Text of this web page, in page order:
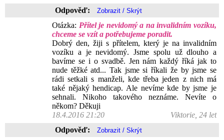
Odpověď:
Otázka: Přítel je nevidomý a na invalidním vozíku,
chceme se vzít a potřebujeme poradit.
Dobrý den, žiji s přítelem, který je na invalidním
vozíku a je nevidomý. Jsme spolu už dlouho a
bavíme se i o svadbě. Jen nám každý říká jak to
nude těžké atd... Tak jsme si říkali že by jsme se
rádi setkali s manželi, kde třeba jeden z nich má
také nějaký hendicap. Ale nevíme kde by jsme je
sehnali. Nikoho takového neznáme. Nevíte o
někom? Děkuji
18.4.2016 21:20
Viktorie, 24 let
Odpověď: